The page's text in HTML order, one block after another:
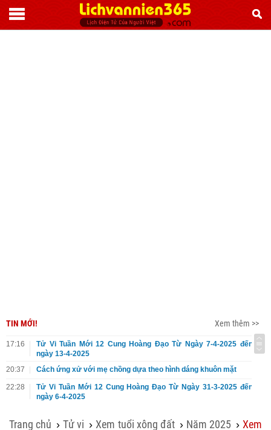
TIN MỚI! Xem thêm >>
17:16
Tử Vi Tuần Mới 12 Cung Hoàng Đạo Từ Ngày 7-4-2025 đến
ngày 13-4-2025
20:37
Cách ứng xử với mẹ chồng dựa theo hình dáng khuôn mặt
22:28
Tử Vi Tuần Mới 12 Cung Hoàng Đạo Từ Ngày 31-3-2025 đến
ngày 6-4-2025
Trang chủ ›Tử vi ›Xem tuổi xông đất › Năm 2025 ›Xem